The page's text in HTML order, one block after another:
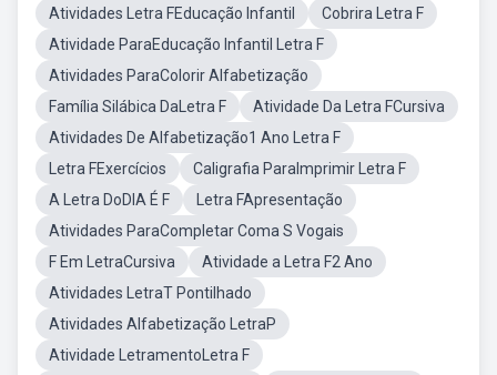
Atividades Letra FEducação Infantil
Cobrira Letra F
Atividade ParaEducação Infantil Letra F
Atividades ParaColorir Alfabetização
Família Silábica DaLetra F
Atividade Da Letra FCursiva
Atividades De Alfabetização1 Ano Letra F
Letra FExercícios
Caligrafia ParaImprimir Letra F
A Letra DoDIA É F
Letra FApresentação
Atividades ParaCompletar Coma S Vogais
F Em LetraCursiva
Atividade a Letra F2 Ano
Atividades LetraT Pontilhado
Atividades Alfabetização LetraP
Atividade LetramentoLetra F